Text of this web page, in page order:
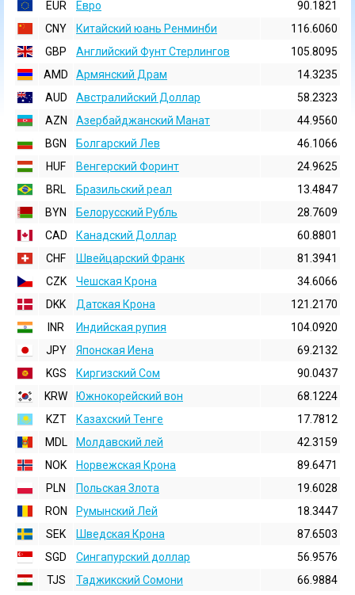
EUR
Евро
90.1821
CNY
Китайский юань Ренминби
116.6060
GBP
Английский Фунт Стерлингов
105.8095
AMD
Армянский Драм
14.3235
AUD
Австралийский Доллар
58.2323
AZN
Азербайджанский Манат
44.9560
BGN
Болгарский Лев
46.1066
HUF
Венгерский Форинт
24.9625
BRL
Бразильский реал
13.4847
BYN
Белорусский Рубль
28.7609
CAD
Канадский Доллар
60.8801
CHF
Швейцарский Франк
81.3941
CZK
Чешская Крона
34.6066
DKK
Датская Крона
121.2170
INR
Индийская pупия
104.0920
JPY
Японская Иена
69.2132
KGS
Киргизский Сом
90.0437
KRW
Южнокорейский вон
68.1224
KZT
Казахский Тенге
17.7812
MDL
Молдавский лей
42.3159
NOK
Норвежская Крона
89.6471
PLN
Польская Злота
19.6028
RON
Румынский Лей
18.3447
SEK
Шведская Крона
87.6503
SGD
Сингапурский доллар
56.9576
TJS
Таджикский Сомони
66.9884